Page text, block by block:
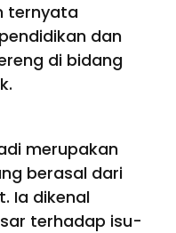
ternyata
dan
di bidang
merupakan
berasal dari
Ia dikenal
terhadap isu-